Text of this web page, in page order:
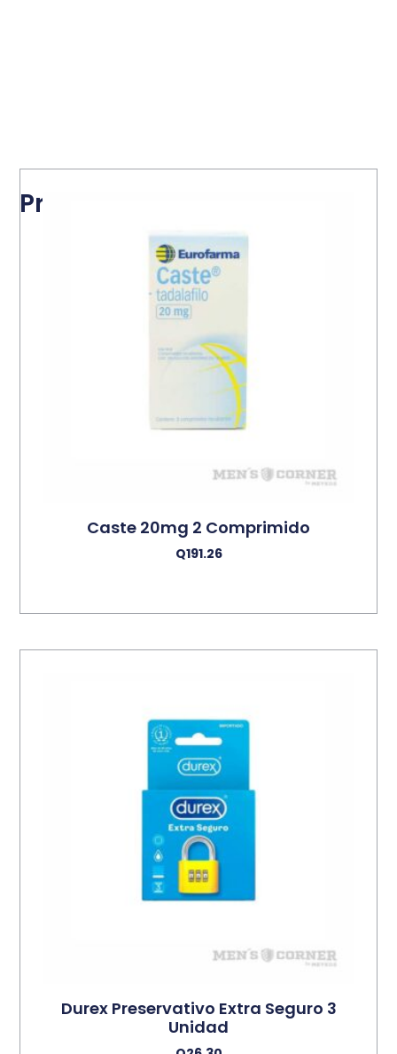
Productos relacionados
Caste 20mg 2 Comprimido
Q191.26
Durex Preservativo Extra Seguro 3
Unidad